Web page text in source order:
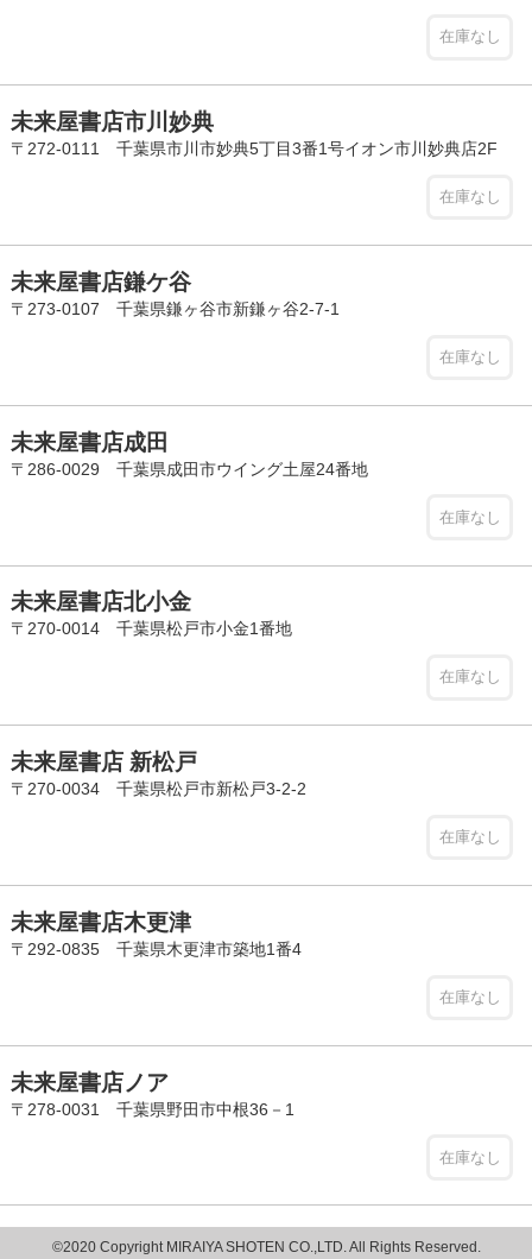
在庫なし
未来屋書店市川妙典
〒272-0111 千葉県市川市妙典5丁目3番1号イオン市川妙典店2F
在庫なし
未来屋書店鎌ケ谷
〒273-0107 千葉県鎌ヶ谷市新鎌ヶ谷2-7-1
在庫なし
未来屋書店成田
〒286-0029 千葉県成田市ウイング土屋24番地
在庫なし
未来屋書店北小金
〒270-0014 千葉県松戸市小金1番地
在庫なし
未来屋書店 新松戸
〒270-0034 千葉県松戸市新松戸3-2-2
在庫なし
未来屋書店木更津
〒292-0835 千葉県木更津市築地1番4
在庫なし
未来屋書店ノア
〒278-0031 千葉県野田市中根36－1
在庫なし
©2020 Copyright MIRAIYA SHOTEN CO.,LTD. All Rights Reserved.